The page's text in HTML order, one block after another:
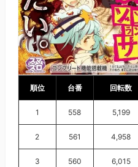
順位 台番 回転数
1 558 5,199
2 561 4,958
3 560 6,015